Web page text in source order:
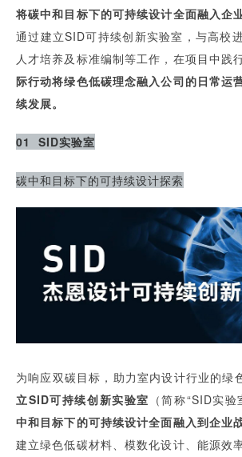
将碳中和目标下的可持续设计全面融入企
通过建立SID可持续创新实验室，与高校
人才培养及标准编制等工作，在项目中践
际行动将绿色低碳理念融入公司的日常运
续发展。
01 SID实验室
碳中和目标下的可持续设计探索
为响应双碳目标，助力室内设计行业的绿
立SID可持续创新实验室 （简称“SID实
中和目标下的可持续设计全面融入到企业
建立绿色低碳材料、模数化设计、能源效